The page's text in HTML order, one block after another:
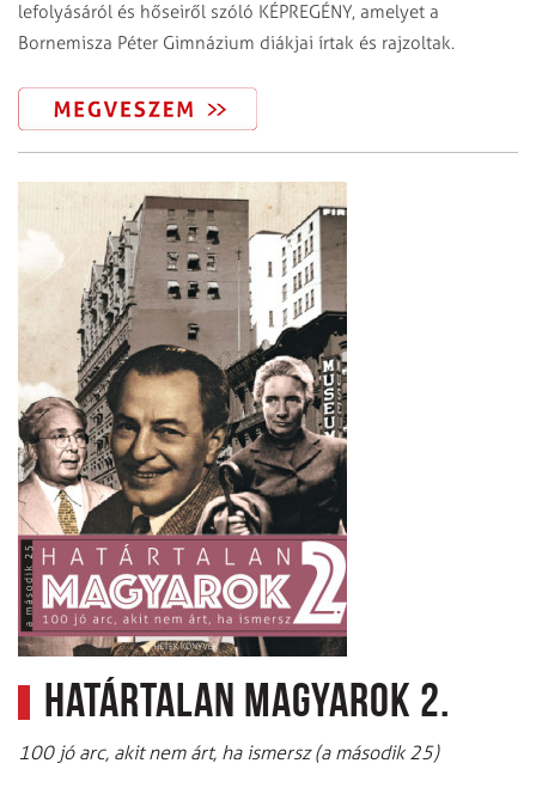
lefolyásáról és hőseiről szóló KÉPREGÉNY, amelyet a
Bornemisza Péter Gimnázium diákjai írtak és rajzoltak.
Határtalan magyarok 2.
100 jó arc, akit nem árt, ha ismersz (a második 25)